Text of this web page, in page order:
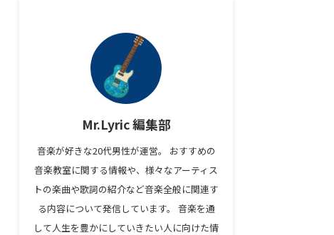
Mr.Lyric 編集部
音楽が好きな20代男性が運営。 おすすめの
音楽教室に関する情報や、様々なアーティス
トの楽曲や歌詞の紹介など音楽全般に関連す
る内容について発信しています。 音楽を通
して人生を豊かにしていきたい人に向けた情